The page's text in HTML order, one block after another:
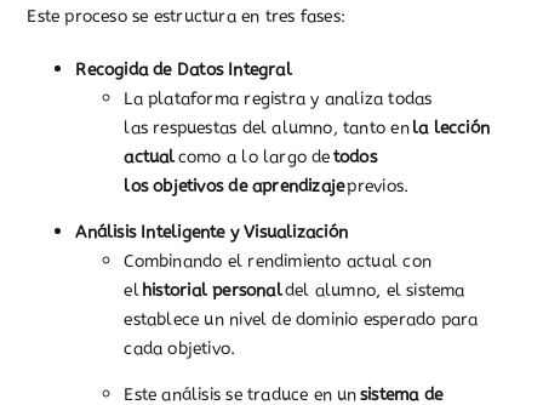
Este proceso se estructura en tres fases:
Recogida de Datos Integral
La plataforma registra y analiza todas
las respuestas del alumno, tanto enla lección
actualcomo a lo largo detodos
los objetivos de aprendizajeprevios.
Análisis Inteligente y Visualización
Combinando el rendimiento actual con
elhistorial personaldel alumno, el sistema
establece un nivel de dominio esperado para
cada objetivo.
Este análisis se traduce en unsistema de